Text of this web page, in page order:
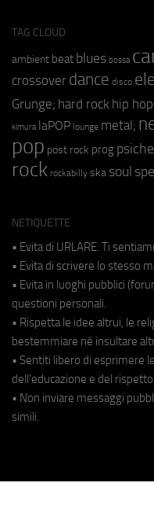
TAG CLOUD
ambient beat blues bossa
crossover dance disco
Grunge; hard rock hip hop
kimura laPOP lounge metal;
pop post rock prog
rock rockabilly ska soul
NETIQUETTE
• Evita di URLARE. Ti
• Evita di scrivere lo stesso
• Evita in luoghi pubblici
questioni personali.
• Rispetta le idee altrui, le
bestemmiare né insultare
• Sentiti libero di esprimere
dell'educazione e del
• Non inviare messaggi
simili.